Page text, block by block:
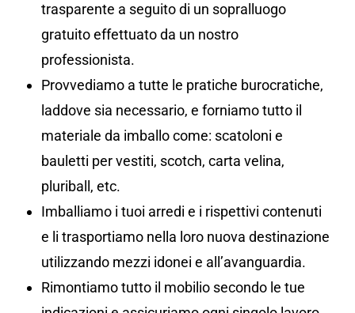
trasparente a seguito di un sopralluogo
gratuito effettuato da un nostro
professionista.
Provvediamo a tutte le pratiche burocratiche,
laddove sia necessario, e forniamo tutto il
materiale da imballo come: scatoloni e
bauletti per vestiti, scotch, carta velina,
pluriball, etc.
Imballiamo i tuoi arredi e i rispettivi contenuti
e li trasportiamo nella loro nuova destinazione
utilizzando mezzi idonei e all’avanguardia.
Rimontiamo tutto il mobilio secondo le tue